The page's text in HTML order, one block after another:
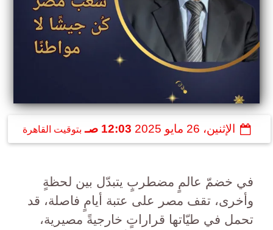
الإثنين، 26 مايو 2025 12:03 صـ بتوقيت القاهرة
في خضمّ عالمٍ مضطربٍ يتبدّل بين لحظةٍ
وأخرى، تقف مصر على عتبة أيامٍ فاصلة، قد
تحمل في طيّاتها قراراتٍ خارجيةً مصيرية،